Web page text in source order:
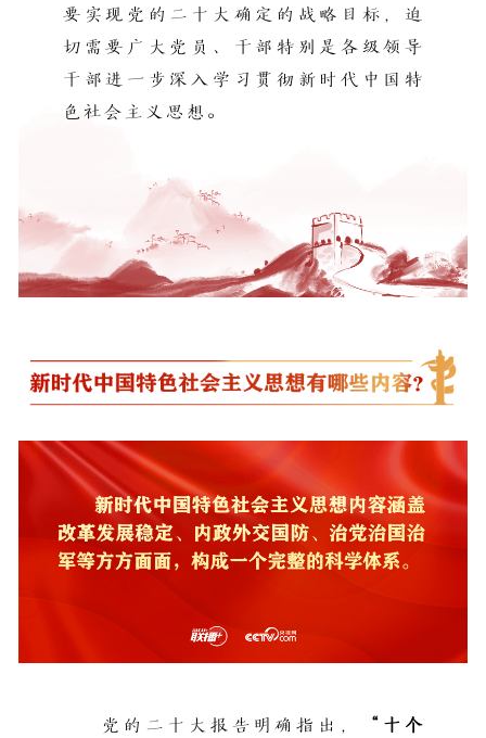
要实现党的二十大确定的战略目标，迫
切需要广大党员、干部特别是各级领导
干部进一步深入学习贯彻新时代中国特
色社会主义思想。
党的二十大报告明确指出，
“十个